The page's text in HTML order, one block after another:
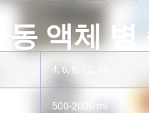
동 액체 병
4, 6, 8, 12, 16
500-2000 ml